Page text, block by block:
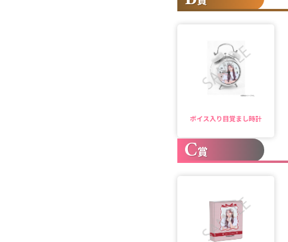
ボイス入り目覚まし時計
C賞